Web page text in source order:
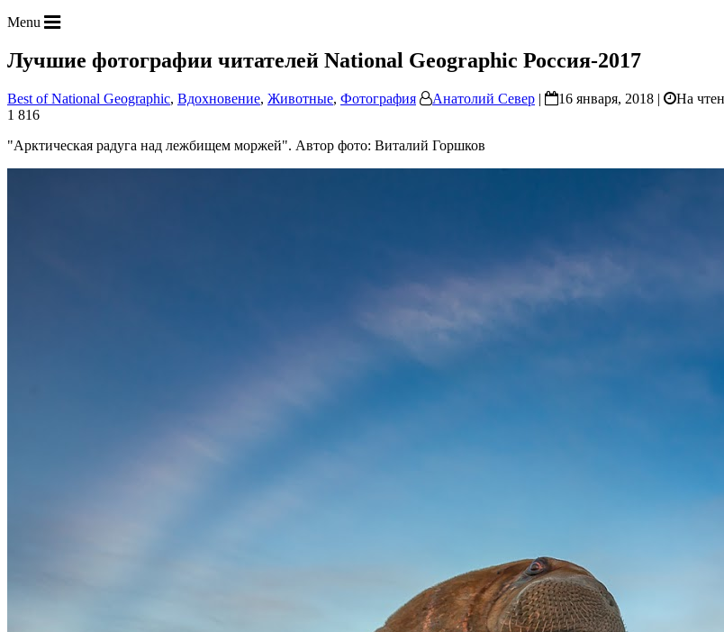
Menu
Лучшие фотографии читателей National Geographic Россия-2017
Best of National Geographic, Вдохновение, Животные, Фотография Анатолий Север | 16 января, 2018 | На
1 816
"Арктическая радуга над лежбищем моржей". Автор фото: Виталий Горшков